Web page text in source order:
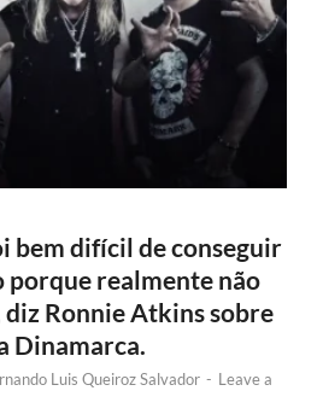
bem difícil de conseguir
porque realmente não
diz Ronnie Atkins sobre
Dinamarca.
Luis Queiroz Salvador - Leave a